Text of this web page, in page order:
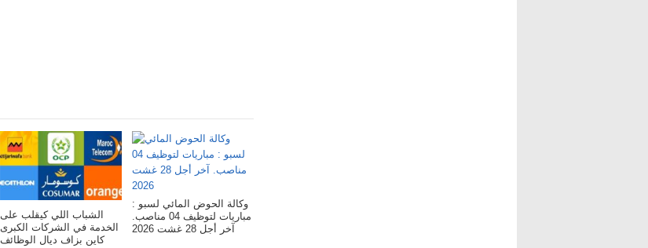
الشباب اللي كيقلب على
الخدمة في الشركات الكبرى
كاين بزاف ديال الوظائف
وكالة الحوض المائي لسبو :
مباريات لتوظيف 04 مناصب.
آخر أجل 28 غشت 2026